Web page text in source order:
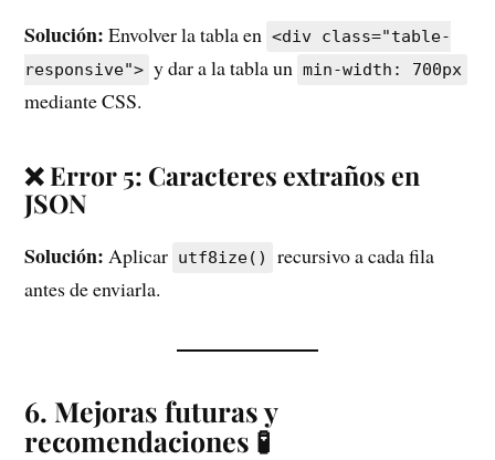
Solución: Envolver la tabla en <div class="table-
responsive"> y dar a la tabla un min-width: 700px
mediante CSS.
❌ Error 5: Caracteres extraños en
JSON
Solución: Aplicar utf8ize()
recursivo a cada fila
antes de enviarla.
6. Mejoras futuras y
recomendaciones 🧪